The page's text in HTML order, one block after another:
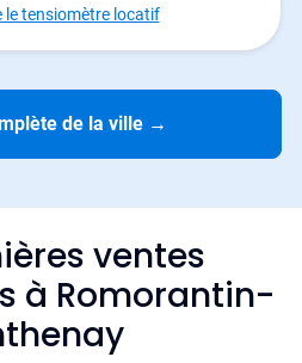
le tensiomètre locatif
de la ville →
ventes
à Romorantin-